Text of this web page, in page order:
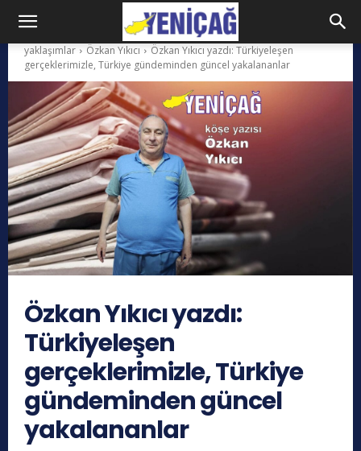
yaklaşımlar Özkan Yıkıcı
Özkan Yıkıcı yazdı: Türkiyeleşen
gerçeklerimizle, Türkiye gündeminden güncel yakalananlar
Özkan Yıkıcı yazdı:
Türkiyeleşen
gerçeklerimizle, Türkiye
gündeminden güncel
yakalananlar